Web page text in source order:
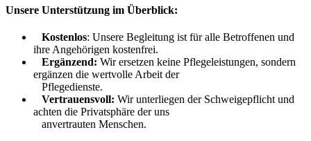
Unsere Unterstützung im Überblick:
Kostenlos: Unsere Begleitung ist für alle Betroffenen und
ihre Angehörigen kostenfrei.
Ergänzend: Wir ersetzen keine Pflegeleistungen, sondern
ergänzen die wertvolle Arbeit der
Pflegedienste.
Vertrauensvoll: Wir unterliegen der Schweigepflicht und
achten die Privatsphäre der uns
anvertrauten Menschen.